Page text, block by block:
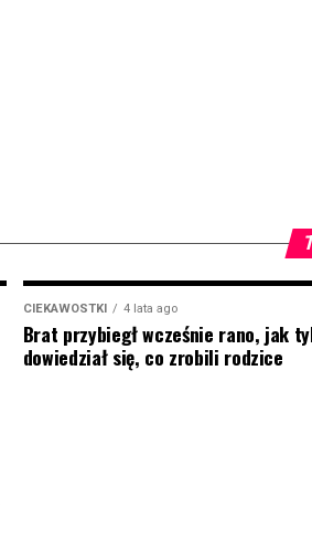
CIEKAWOSTKI 4 lata ago
Brat przybiegł wcześnie rano, jak
dowiedział się, co zrobili rodzice